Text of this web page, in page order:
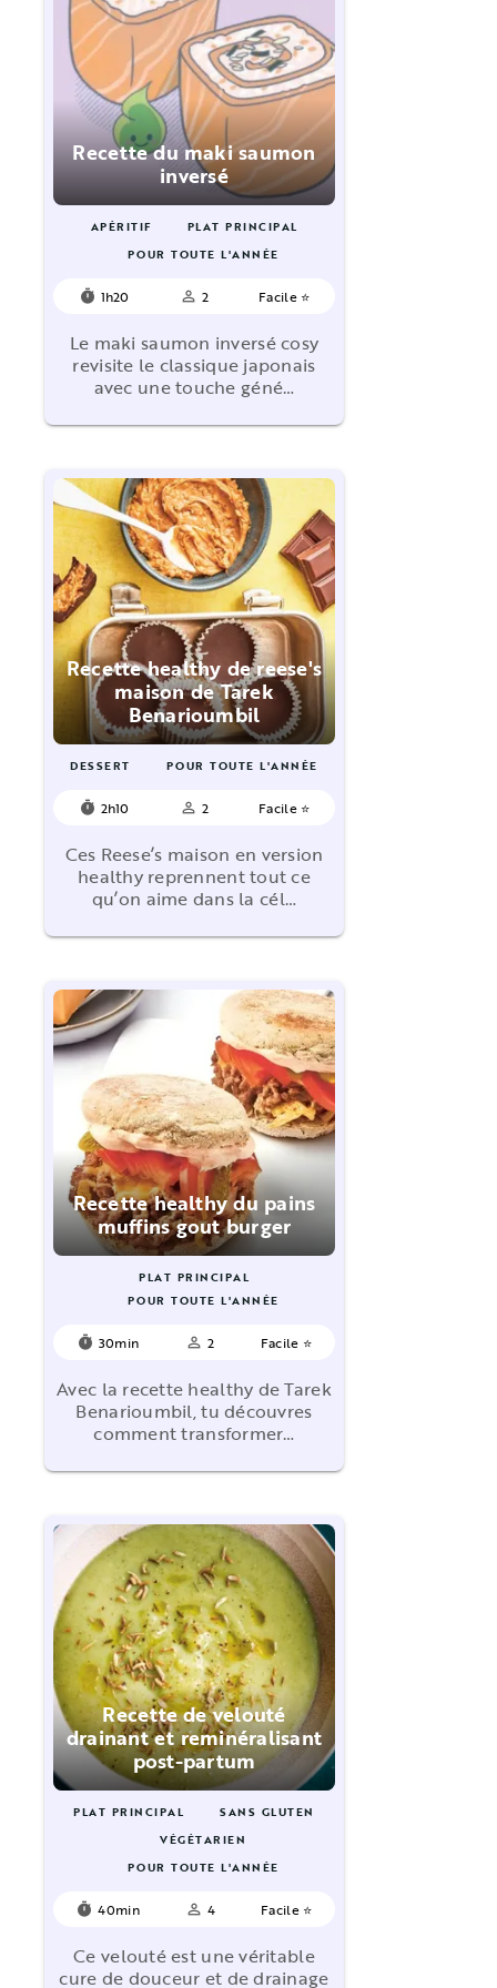
Recette du maki saumon
inversé
APÉRITIF
PLAT PRINCIPAL
POUR TOUTE L'ANNÉE
timer 1h20 person_outline 2 Facile ⭐
Le maki saumon inversé cosy
revisite le classique japonais
avec une touche géné…
Recette healthy de reese's
maison de Tarek
Benarioumbil
DESSERT POUR TOUTE L'ANNÉE
timer 2h10 person_outline 2 Facile ⭐
Ces Reese’s maison en version
healthy reprennent tout ce
qu’on aime dans la cél…
Recette healthy du pains
muffins gout burger
PLAT PRINCIPAL
POUR TOUTE L'ANNÉE
timer 30min person_outline 2 Facile ⭐
Avec la recette healthy de Tarek
Benarioumbil, tu découvres
comment transformer…
Recette de velouté
drainant et reminéralisant
post-partum
PLAT PRINCIPAL
SANS GLUTEN
VÉGÉTARIEN
POUR TOUTE L'ANNÉE
timer 40min person_outline 4 Facile ⭐
Ce velouté est une véritable
cure de douceur et de drainage